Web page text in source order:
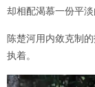
却相配渴慕一份平淡
陈楚河用内敛克制
执着。